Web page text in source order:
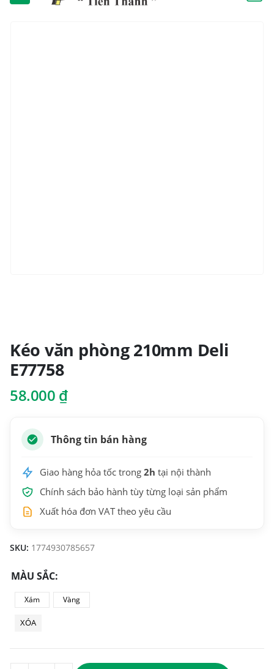
Kéo văn phòng 210mm Deli
E77758
58.000 ₫
Thông tin bán hàng
Giao hàng hỏa tốc trong 2h tại nội thành
Chính sách bảo hành tùy từng loại sản phẩm
Xuất hóa đơn VAT theo yêu cầu
SKU: 1774930785657
MÀU SẮC
Xám Vàng
XÓA